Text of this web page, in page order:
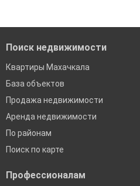
Поиск недвижимости
Квартиры Махачкала
База объектов
Продажа недвижимости
Аренда недвижимости
По районам
Поиск по карте
Профессионалам